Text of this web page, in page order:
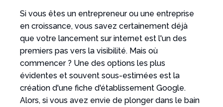
Si vous êtes un entrepreneur ou une entreprise
en croissance, vous savez certainement déjà
que votre lancement sur internet est l'un des
premiers pas vers la visibilité. Mais où
commencer ? Une des options les plus
évidentes et souvent sous-estimées est la
création d'une fiche d'établissement Google.
Alors, si vous avez envie de plonger dans le bain